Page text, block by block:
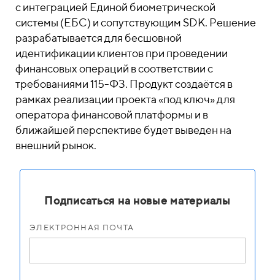
с интеграцией Единой биометрической
системы (ЕБС) и сопутствующим SDK. Решение
разрабатывается для бесшовной
идентификации клиентов при проведении
финансовых операций в соответствии с
требованиями 115-ФЗ. Продукт создаётся в
рамках реализации проекта «под ключ» для
оператора финансовой платформы и в
ближайшей перспективе будет выведен на
внешний рынок.
Подписаться на новые материалы
ЭЛЕКТРОННАЯ ПОЧТА